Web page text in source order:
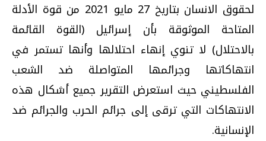
لحقوق الانسان بتاريخ 27 مايو 2021 من قوة الأدلة
المتاحة الموثوقة بأن إسرائيل (القوة القائمة
بالاحتلال) لا تنوي إنهاء احتلالها وأنها تستمر في
انتهاكاتها وجرائمها المتواصلة ضد الشعب
الفلسطيني حيث استعرض التقرير جميع أشكال هذه
الانتهاكات التي ترقى إلى جرائم الحرب والجرائم ضد
الإنسانية.